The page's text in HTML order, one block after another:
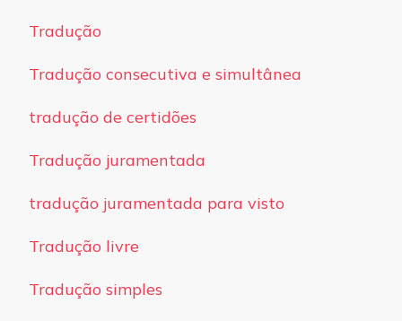
Tradução
Tradução consecutiva e simultânea
tradução de certidões
Tradução juramentada
tradução juramentada para visto
Tradução livre
Tradução simples